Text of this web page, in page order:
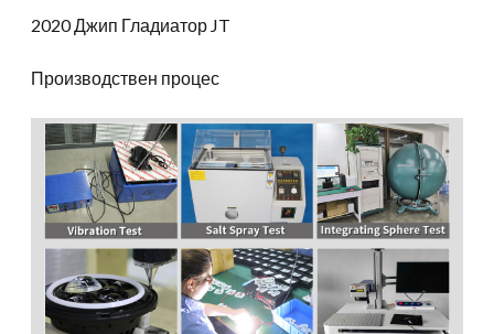
2020 Джип Гладиатор JT
Производствен процес